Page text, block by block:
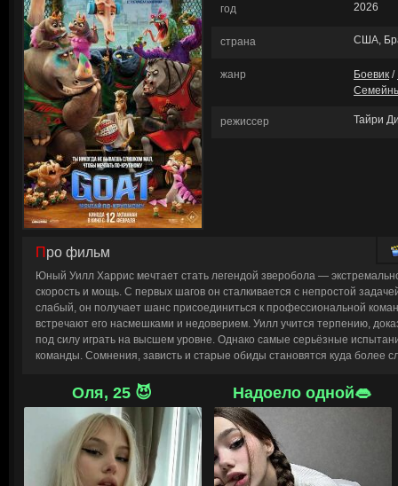
год 2026
страна США,
жанр Боевик /
режиссер Тайри
Про фильм
Юный Уилл Харрис мечтает стать легендой зверобола —
скорость и мощь. С первых шагов он сталкивается с непростой
слабый, он получает шанс присоединиться к профессиональной
встречают его насмешками и недоверием. Уилл учится терпению,
под силу играть на высшем уровне. Однако самые серьёзные
команды. Сомнения, зависть и старые обиды становятся куда более
Соревнования и борьба со страхами приводят к тому, что Уилл
ставке. Этот удар заставляет его переосмыслить свои цели и найти
не только игре, но и дружбе, ответственности и умению быть лидером
© ГидОнлайн
Оля, 25 😈 Надоело одной👄